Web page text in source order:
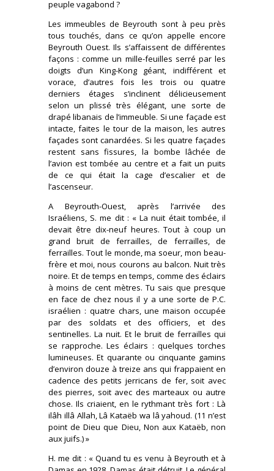
peuple vagabond ?
Les immeubles de Beyrouth sont à peu près
tous touchés, dans ce qu’on appelle encore
Beyrouth Ouest. Ils s’affaissent de différentes
façons : comme un mille-feuilles serré par les
doigts d’un King-Kong géant, indifférent et
vorace, d’autres fois les trois ou quatre
derniers étages s’inclinent délicieusement
selon un plissé très élégant, une sorte de
drapé libanais de l’immeuble. Si une façade est
intacte, faites le tour de la maison, les autres
façades sont canardées. Si les quatre façades
restent sans fissures, la bombe lâchée de
l’avion est tombée au centre et a fait un puits
de ce qui était la cage d’escalier et de
l’ascenseur.
A Beyrouth-Ouest, après l’arrivée des
Israéliens, S. me dit : « La nuit était tombée, il
devait être dix-neuf heures. Tout à coup un
grand bruit de ferrailles, de ferrailles, de
ferrailles. Tout le monde, ma soeur, mon beau-
frère et moi, nous courons au balcon. Nuit très
noire. Et de temps en temps, comme des éclairs
à moins de cent mètres. Tu sais que presque
en face de chez nous il y a une sorte de P.C.
israélien : quatre chars, une maison occupée
par des soldats et des officiers, et des
sentinelles. La nuit. Et le bruit de ferrailles qui
se rapproche. Les éclairs : quelques torches
lumineuses. Et quarante ou cinquante gamins
d’environ douze à treize ans qui frappaient en
cadence des petits jerricans de fer, soit avec
des pierres, soit avec des marteaux ou autre
chose. Ils criaient, en le rythmant très fort : Là
ilâh illâ Allah, Lâ Kataëb wa lâ yahoud. (11 n’est
point de Dieu que Dieu, Non aux Kataëb, non
aux juifs.) »
H. me dit : « Quand tu es venu à Beyrouth et à